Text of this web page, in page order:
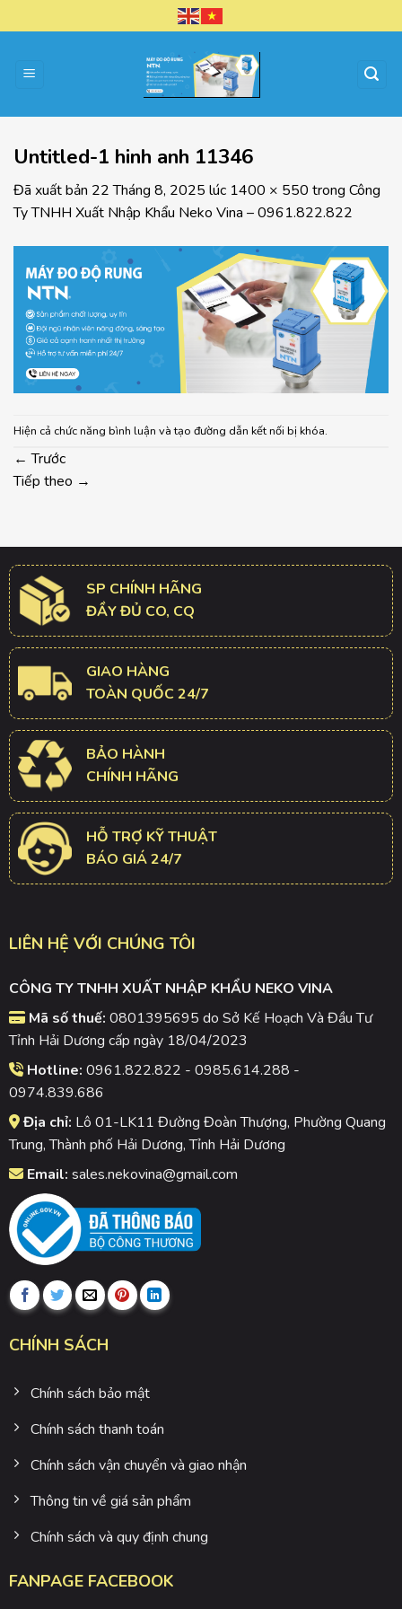
đến
dung
Untitled-1 hinh anh 11346
Đã xuất bản 22 Tháng 8, 2025 lúc 1400 × 550 trong Công
Ty TNHH Xuất Nhập Khẩu Neko Vina – 0961.822.822
Hiện cả chức năng bình luận và tạo đường dẫn kết nối bị khóa.
← Trước
Tiếp theo →
SP CHÍNH HÃNG
ĐẦY ĐỦ CO, CQ
GIAO HÀNG
TOÀN QUỐC 24/7
BẢO HÀNH
CHÍNH HÃNG
HỖ TRỢ KỸ THUẬT
BÁO GIÁ 24/7
LIÊN HỆ VỚI CHÚNG TÔI
CÔNG TY TNHH XUẤT NHẬP KHẨU NEKO VINA
Mã số thuế: 0801395695 do Sở Kế Hoạch Và Đầu Tư
Tỉnh Hải Dương cấp ngày 18/04/2023
Hotline: 0961.822.822 - 0985.614.288 -
0974.839.686
Địa chỉ: Lô 01-LK11 Đường Đoàn Thượng, Phường Quang
Trung, Thành phố Hải Dương, Tỉnh Hải Dương
Email: sales.nekovina@gmail.com
CHÍNH SÁCH
Chính sách bảo mật
Chính sách thanh toán
Chính sách vận chuyển và giao nhận
Thông tin về giá sản phẩm
Chính sách và quy định chung
FANPAGE FACEBOOK